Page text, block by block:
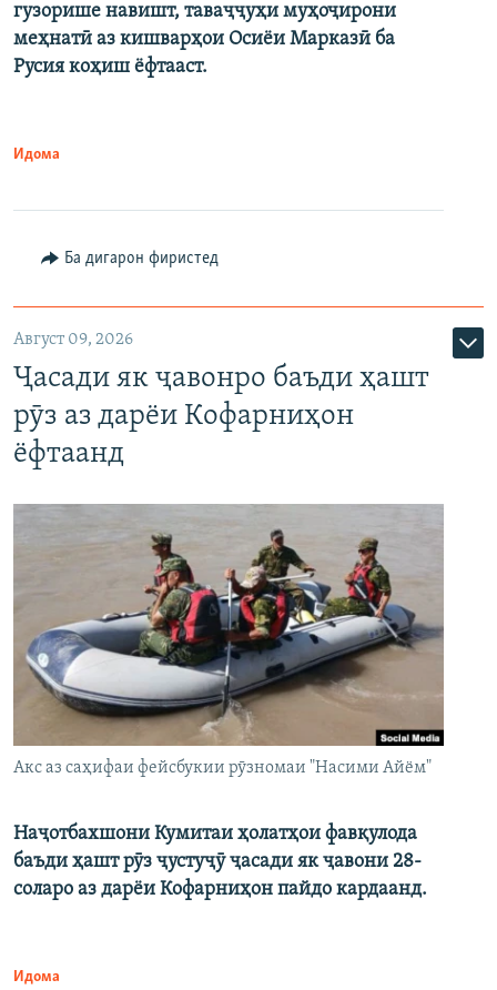
гузорише навишт, таваҷҷуҳи муҳоҷирони
меҳнатӣ аз кишварҳои Осиёи Марказӣ ба
Русия коҳиш ёфтааст.
Идома
Ба дигарон фиристед
Август 09, 2026
Ҷасади як ҷавонро баъди ҳашт
рӯз аз дарёи Кофарниҳон
ёфтаанд
Акс аз саҳифаи фейсбукии рӯзномаи "Насими Айём"
Наҷотбахшони Кумитаи ҳолатҳои фавқулода
баъди ҳашт рӯз ҷустуҷӯ ҷасади як ҷавони 28-
соларо аз дарёи Кофарниҳон пайдо кардаанд.
Идома